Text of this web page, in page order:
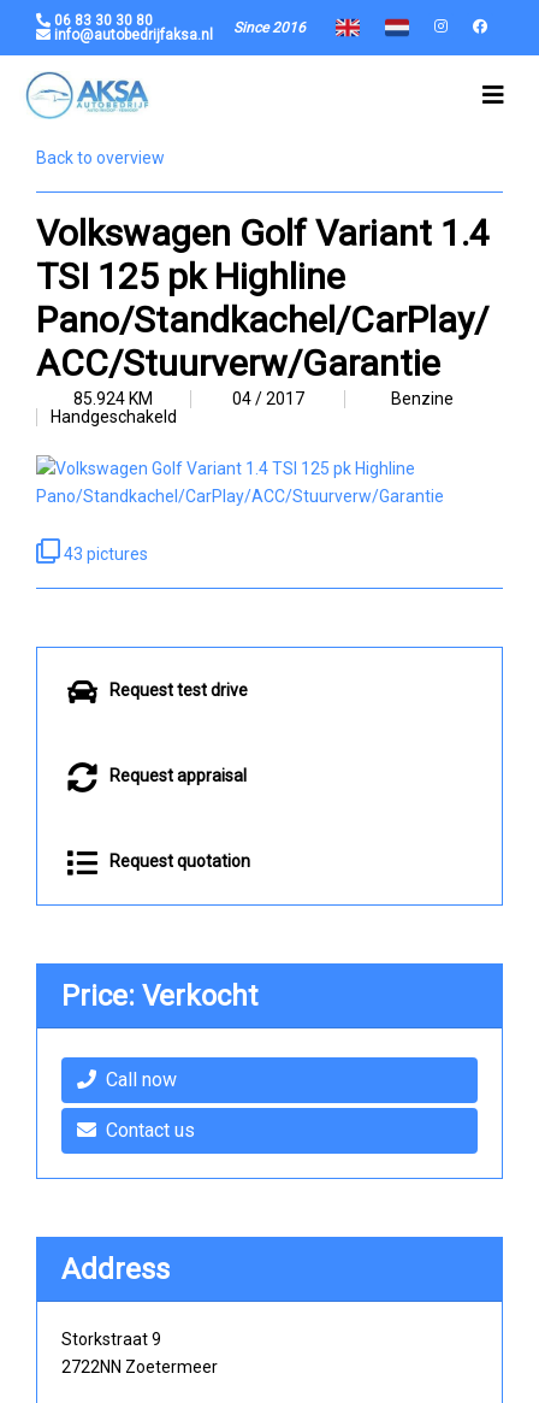
06 83 30 30 80
info@autobedrijfaksa.nl
Since 2016
Back to overview
Volkswagen Golf Variant 1.4
TSI 125 pk Highline
Pano/Standkachel/CarPlay/
ACC/Stuurverw/Garantie
85.924 KM 04 / 2017
Benzine
Handgeschakeld
43 pictures
Request test drive
Request appraisal
Request quotation
Price: Verkocht
Call now
Contact us
Address
Storkstraat 9
2722NN Zoetermeer